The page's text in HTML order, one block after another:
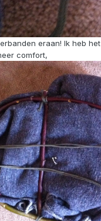
eraan! Ik heb
comfort,